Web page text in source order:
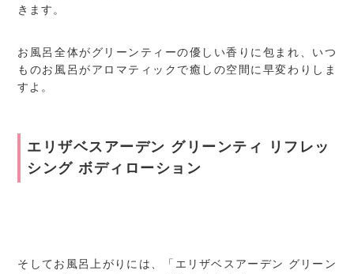
きます。
お風呂全体がグリーンティーの優しい香りに包まれ、いつ
ものお風呂がアロマティックで癒しの空間に早変わりしま
すよ。
エリザベスアーデン グリーンティ リフレッ
シング ボディローション
そしてお風呂上がりには、「エリザベスアーデン グリーン